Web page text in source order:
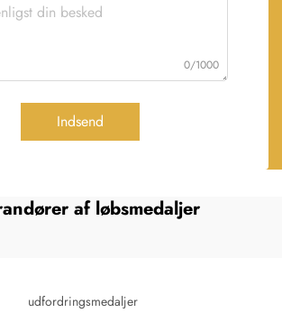
0/1000
Indsend
af løbsmedaljer
udfordringsmedaljer